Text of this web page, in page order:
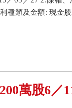
種類及金額: 現金
萬股6／